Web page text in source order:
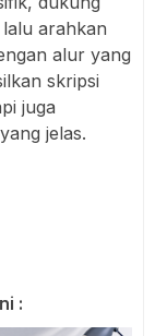
arahkan
alur yang
skripsi
juga
jelas.
: